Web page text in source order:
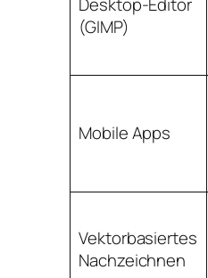
(GIMP)
Mobile Apps
Vektorbasiertes
Nachzeichnen